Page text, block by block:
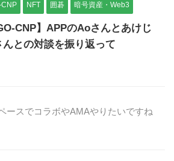
CNP NFT 囲碁 暗号資産・Web3
CNP】APPのAoさんとあけじ
んとの対談を振り返って
ースでコラボやAMAやりたいですね